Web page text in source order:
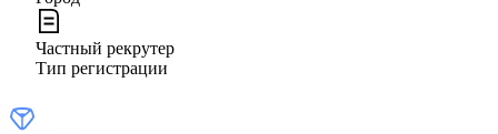
Частный рекрутер
Тип регистрации